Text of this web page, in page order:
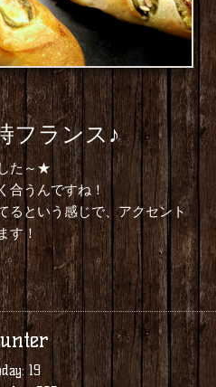
フランス♪
た～★
合うんですね！
るという感じで、アクセント
す！
19